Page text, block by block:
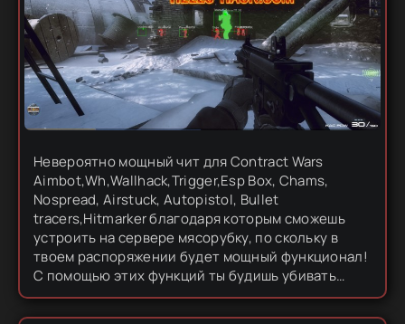
Невероятно мощный чит для Contract Wars
Aimbot,Wh,Wallhack,Trigger,Esp Box, Chams,
Nospread, Airstuck, Autopistol, Bullet
tracers,Hitmarker благодаря которым сможешь
устроить на сервере мясорубку, по скольку в
твоем распоряжении будет мощный функционал!
С помощью этих функций ты будишь убивать
целые отряды, без какого-либо напряга.
Вооружившись аимботом на контракт варс и вх...